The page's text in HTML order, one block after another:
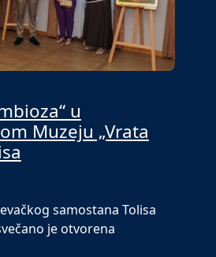
u
Muzeju „Vrata
samostana Tolisa
je otvorena